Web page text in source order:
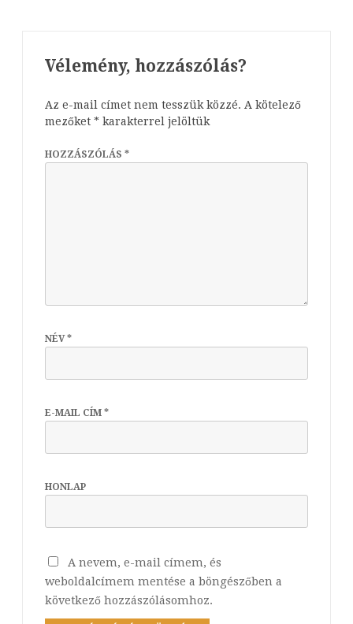
Vélemény, hozzászólás?
Az e-mail címet nem tesszük közzé. A kötelező
mezőket * karakterrel jelöltük
HOZZÁSZÓLÁS *
NÉV*
E-MAIL CÍM *
HONLAP
A nevem, e-mail címem, és
weboldalcímem mentése a böngészőben a
következő hozzászólásomhoz.